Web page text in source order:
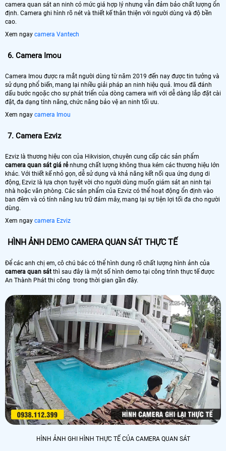
camera quan sát an ninh có mức giá hợp lý nhưng vẫn đảm bảo chất lượng ổn
định. Camera ghi hình rõ nét và thiết kế thân thiện với người dùng và độ bền
cao.
Xem ngay camera Vantech
6. Camera Imou
Camera Imou được ra mắt người dùng từ năm 2019 đến nay được tin tưởng và
sử dụng phổ biến, mang lại nhiều giải pháp an ninh hiệu quả. Imou đã đánh
dấu bước ngoặc cho sự phát triển của dòng camera wifi với dễ dàng lắp đặt cài
đặt, đa dạng tính năng, chức năng bảo vệ an ninh tối ưu.
Xem ngay camera Imou
7. Camera Ezviz
Ezviz là thương hiệu con của Hikvision, chuyên cung cấp các sản phẩm
camera quan sát giá rẻnhưng chất lượng không thua kém các thương hiệu lớn
khác. Với thiết kế nhỏ gọn, dễ sử dụng và khả năng kết nối qua ứng dụng di
động, Ezviz là lựa chọn tuyệt vời cho người dùng muốn giám sát an ninh tại
nhà hoặc văn phòng. Các sản phẩm của Ezviz có thể hoạt động ổn định vào
ban đêm và có tính năng lưu trữ đám mây, mang lại sự tiện lợi tối đa cho người
dùng.
Xem ngay camera Ezviz
HÌNH ẢNH DEMO CAMERA QUAN SÁT THỰC TẾ
Để các anh chị em, cô chú bác có thể hình dung rõ chất lượng hình ảnh của
camera quan sát thì sau đây là một số hình demo tại công trình thực tế được
An Thành Phát thi công trong thời gian gần đây.
HÌNH ẢNH GHI HÌNH THỰC TẾ CỦA CAMERA QUAN SÁT